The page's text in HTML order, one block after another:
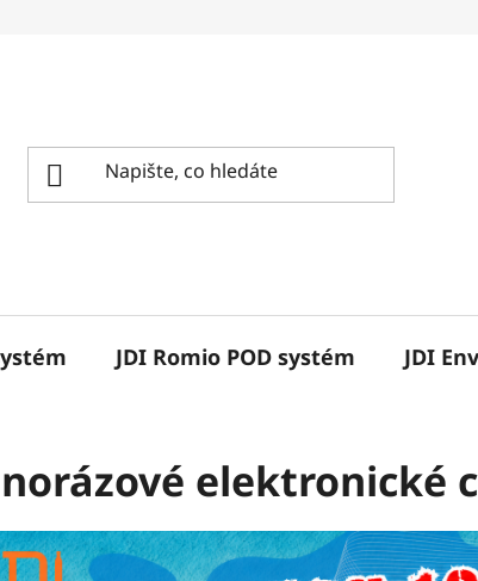
JDI Romio POD systém JDI
elektronické